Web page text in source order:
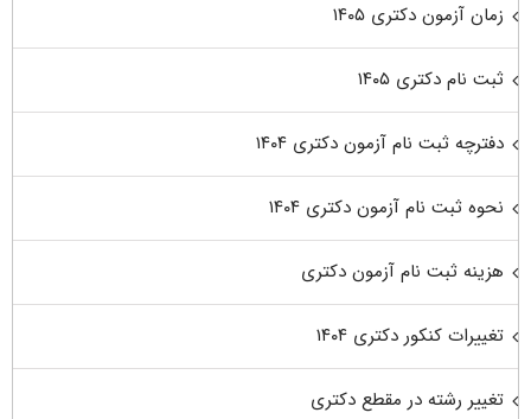
زمان آزمون دکتری ۱۴۰۵
ثبت نام دکتری ۱۴۰۵
دفترچه ثبت نام آزمون دکتری ۱۴۰۴
نحوه ثبت نام آزمون دکتری ۱۴۰۴
هزینه ثبت نام آزمون دکتری
تغییرات کنکور دکتری ۱۴۰۴
تغییر رشته در مقطع دکتری